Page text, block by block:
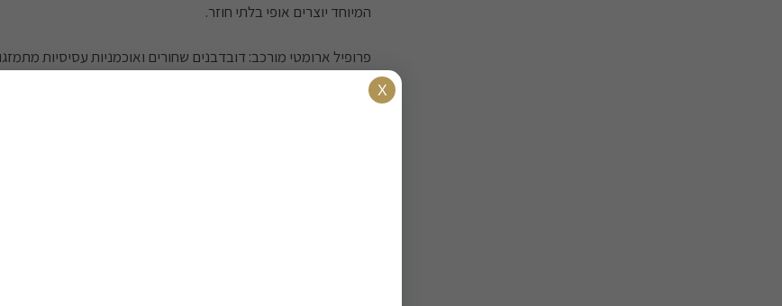
המיוחד יוצרים אופי בלתי חוזר.
פרופיל ארומטי מורכב: דובדבנים שחורים ואוכמניות עסיסיות
אצילים ותה שחור ארומטי. ארומות חזקות של מנטה טרייה ופלפל ירוק
אדמתיים ומינרליים קלים.
זיווגים קלאסיים: סטייק אנטריקוט מושלם, צלעות טלה על הגריל,